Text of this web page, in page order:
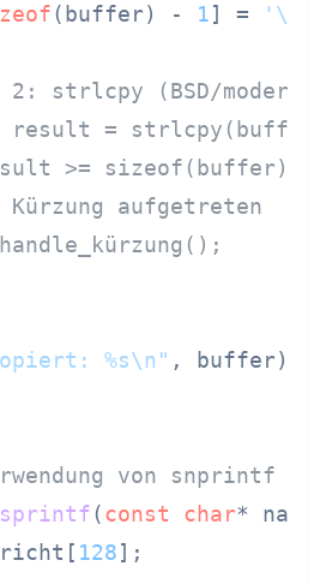
(buffer) - 1] = '\0'
strlcpy (BSD/moderne
=
>= sizeof(buffer))
aufgetreten
%s\n" , buffer);
von snprintf mit
(const char*
128];